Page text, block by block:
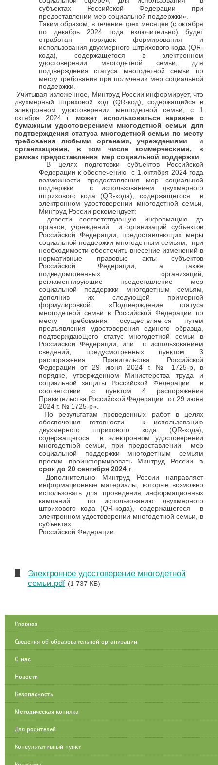
субъектах Российской Федерации при
предоставлении мер социальной поддержки».
Таким образом, в течение трех месяцев (с октября
по декабрь 2024 года включительно) будет
отработан порядок формирования и
использования двухмерного штрихового кода (QR-
кода), содержащегося в электронном
удостоверении многодетной семьи, для
подтверждения статуса многодетной семьи по
месту требования при получении мер социальной
поддержки.
Учитывая изложенное, Минтруд России информирует, что
двухмерный штриховой код (QR-код), содержащийся в
электронном удостоверении многодетной семьи, с 1
октября 2024 г.
может использоваться наравне с
бумажным удостоверением многодетной семьи для
подтверждения статуса многодетной семьи по месту
требования любыми органами, учреждениями и
организациями, в том числе коммерческими, в
рамках предоставления мер социальной поддержки
В целях подготовки субъектов Российской
Федерации к обеспечению с 1 октября 2024 года
возможности предоставления мер социальной
поддержки с использованием двухмерного
штрихового кода (QR-кода), содержащегося в
электронном удостоверении многодетной семьи,
Минтруд России рекомендует:
довести соответствующую информацию до
органов, учреждений и организаций субъектов
Российской Федерации, предоставляющих меры
социальной поддержки многодетным семьям; при
необходимости обеспечить внесение изменений в
нормативные правовые акты субъектов
Российской Федерации, а также
подведомственных организаций,
регламентирующие предоставление мер
социальной поддержки многодетным семьям,
дополнив их следующей примерной
формулировкой: «Подтверждение статуса
многодетной семьи в Российской Федерации по
месту требования осуществляется путем
предъявления удостоверения единого образца,
подтверждающего статус многодетной семьи в
Российской Федерации, или с использованием
сведений, предусмотренных пунктом 3
распоряжения Правительства Российской
Федерации от 29 июня 2024 г. № 1725-р, в
порядке, утвержденном Министерства труда и
социальной защиты Российской Федерации в
соответствии с пунктом 4 распоряжения
Правительства Российской Федерации от 29 июня
2024 г. № 1725-р».
По результатам проведенных работ в целях
обеспечения готовности к использованию
двухмерного штрихового кода (QR-кода),
содержащегося в электронном удостоверении
многодетной семьи, при предоставлении мер
социальной поддержки многодетным семьям
просим проинформировать Минтруд России в
срок до 20 сентября 2024 г.
Дополнительно Минтруд России направляет
информационные материалы, которые возможно
использовать для проведения информационных
кампаний по использованию двухмерного
штрихового кода (QR-кода), содержащегося в
электронном удостоверении многодетной семьи, в
субъектах
Российской Федерации.
Электронное удостоверение многодетной
семьи.pdf (1 737 КБ)
Главная
Сведения об образовательной организации
О нас
Новости
Безопасность
Методическая копилка
Для родителей
Консультативный пункт